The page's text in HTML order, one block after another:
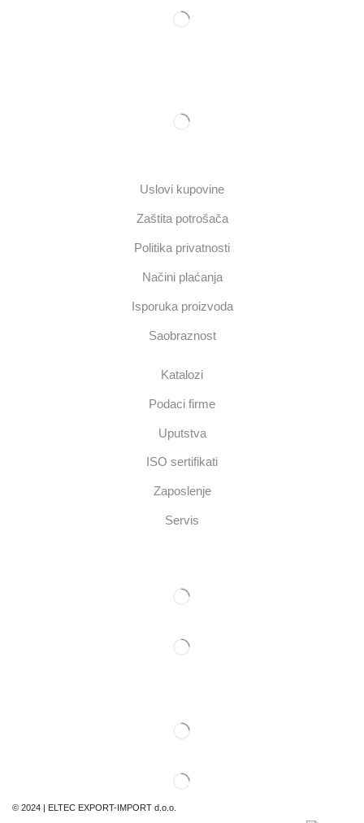
Uslovi kupovine
Zaštita potrošača
Politika privatnosti
Načini plaćanja
Isporuka proizvoda
Saobraznost
Katalozi
Podaci firme
Uputstva
ISO sertifikati
Zaposlenje
Servis
© 2024 | ELTEC EXPORT-IMPORT d.o.o.